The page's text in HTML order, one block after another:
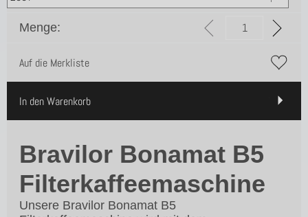
Menge:
Auf die Merkliste
In den Warenkorb
Bravilor Bonamat B5
Filterkaffeemaschine
Unsere Bravilor Bonamat B5